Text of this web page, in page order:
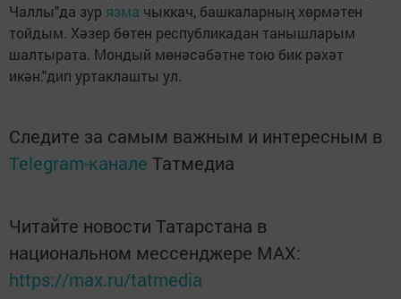
Чаллы"да зур язма чыккач, башкаларның хөрмәтен
тойдым. Хәзер бөтен республикадан танышларым
шалтырата. Мондый мөнәсәбәтне тою бик рәхәт
икән."дип уртаклашты ул.
Следите за самым важным и интересным в
Telegram-канале Татмедиа
Читайте новости Татарстана в
национальном мессенджере MАХ:
https://max.ru/tatmedia